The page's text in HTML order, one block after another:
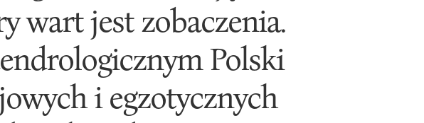
wart jest zobaczenia.
Polski
i egzotycznych